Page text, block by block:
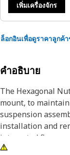
เพิ่มเครื่องจักร
ล็อกอินเพื่อดูราคาลูกค้
คำอธิบาย
The Hexagonal
mount, to
suspension
installation and
integrated flange
distributing load